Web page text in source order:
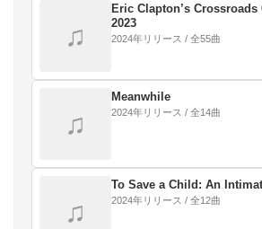
♫
Eric Clapton’s Crossroads
2023
2024年リリース / 全55曲
♫
Meanwhile
2024年リリース / 全14曲
♫
To Save a Child: An
2024年リリース / 全12曲